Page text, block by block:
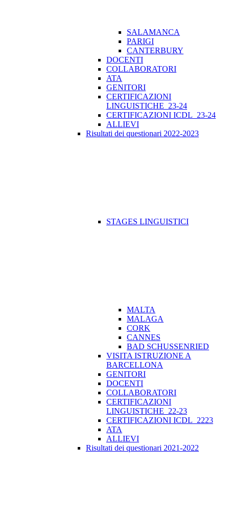
SALAMANCA
PARIGI
CANTERBURY
DOCENTI
COLLABORATORI
ATA
GENITORI
CERTIFICAZIONI
LINGUISTICHE_23-24
CERTIFICAZIONI ICDL_23-24
ALLIEVI
Risultati dei questionari 2022-2023
STAGES LINGUISTICI
MALTA
MALAGA
CORK
CANNES
BAD SCHUSSENRIED
VISITA ISTRUZIONE A
BARCELLONA
GENITORI
DOCENTI
COLLABORATORI
CERTIFICAZIONI
LINGUISTICHE_22-23
CERTIFICAZIONI ICDL_2223
ATA
ALLIEVI
Risultati dei questionari 2021-2022